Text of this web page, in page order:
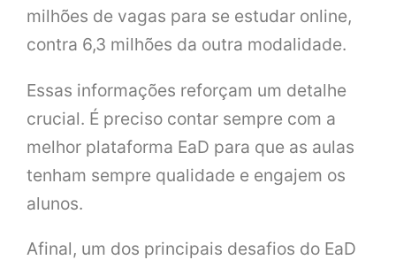
milhões de vagas para se estudar online,
contra 6,3 milhões da outra modalidade.
Essas informações reforçam um detalhe
crucial. É preciso contar sempre com a
melhor plataforma EaD para que as aulas
tenham sempre qualidade e engajem os
alunos.
Afinal, um dos principais desafios do EaD